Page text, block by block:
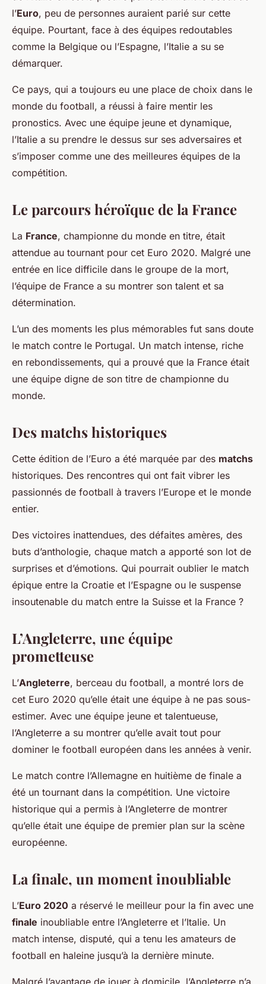
l’Euro, peu de personnes auraient parié sur cette
équipe. Pourtant, face à des équipes redoutables
comme la Belgique ou l’Espagne, l’Italie a su se
démarquer.
Ce pays, qui a toujours eu une place de choix dans le
monde du football, a réussi à faire mentir les
pronostics. Avec une équipe jeune et dynamique,
l’Italie a su prendre le dessus sur ses adversaires et
s’imposer comme une des meilleures équipes de la
compétition.
Le parcours héroïque de la France
La France, championne du monde en titre, était
attendue au tournant pour cet Euro 2020. Malgré une
entrée en lice difficile dans le groupe de la mort,
l’équipe de France a su montrer son talent et sa
détermination.
L’un des moments les plus mémorables fut sans doute
le match contre le Portugal. Un match intense, riche
en rebondissements, qui a prouvé que la France était
une équipe digne de son titre de championne du
monde.
Des matchs historiques
Cette édition de l’Euro a été marquée par des matchs
historiques. Des rencontres qui ont fait vibrer les
passionnés de football à travers l’Europe et le monde
entier.
Des victoires inattendues, des défaites amères, des
buts d’anthologie, chaque match a apporté son lot de
surprises et d’émotions. Qui pourrait oublier le match
épique entre la Croatie et l’Espagne ou le suspense
insoutenable du match entre la Suisse et la France ?
L’Angleterre, une équipe
prometteuse
L’Angleterre, berceau du football, a montré lors de
cet Euro 2020 qu’elle était une équipe à ne pas sous-
estimer. Avec une équipe jeune et talentueuse,
l’Angleterre a su montrer qu’elle avait tout pour
dominer le football européen dans les années à venir.
Le match contre l’Allemagne en huitième de finale a
été un tournant dans la compétition. Une victoire
historique qui a permis à l’Angleterre de montrer
qu’elle était une équipe de premier plan sur la scène
européenne.
La finale, un moment inoubliable
L’Euro 2020 a réservé le meilleur pour la fin avec une
finale inoubliable entre l’Angleterre et l’Italie. Un
match intense, disputé, qui a tenu les amateurs de
football en haleine jusqu’à la dernière minute.